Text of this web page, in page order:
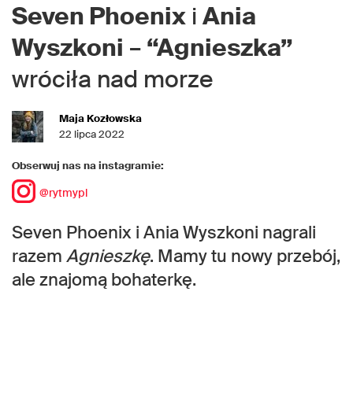
Seven Phoenix i Ania
Wyszkoni – “Agnieszka”
wróciła nad morze
Maja Kozłowska
22 lipca 2022
Obserwuj nas na instagramie:
@rytmypl
Seven Phoenix i Ania Wyszkoni nagrali
razem Agnieszkę. Mamy tu nowy przebój,
ale znajomą bohaterkę.